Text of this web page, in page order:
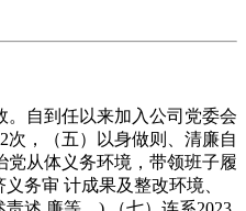
自到任以来加入公司党委会
次，（五）以身做则、清廉自
从体义务环境，带领班子履
务审 计成果及整改环境、